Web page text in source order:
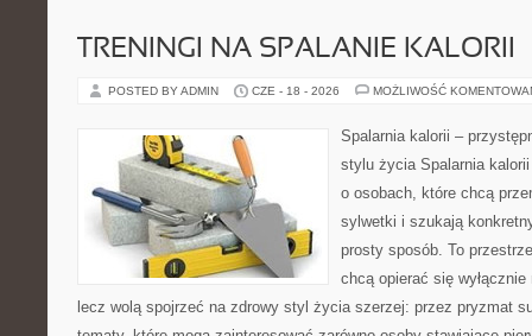
TRENINGI NA SPALANIE KALORII
POSTED BY ADMIN CZE - 18 - 2026 MOŻLIWOŚĆ
Spalarnia kalorii –
stylu życia Spalarnia
o osobach, które chcą
sylwetki i szukają
prosty sposób. To
chcą opierać się
lecz wolą spojrzeć na zdrowy styl życia szerzej: przez pryzmat